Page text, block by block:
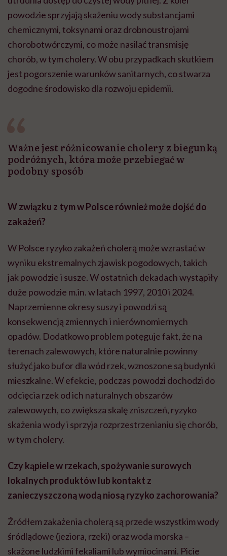
powodzie sprzyjają skażeniu wody substancjami
chemicznymi, toksynami oraz drobnoustrojami
chorobotwórczymi, co może nasilać transmisję
chorób, w tym cholery. W obu przypadkach skutkiem
jest pogorszenie warunków sanitarnych, co stwarza
dogodne środowisko dla rozwoju epidemii.
Ważne jest różnicowanie cholery z biegunką
podróżnych, która może przebiegać w
podobny sposób
W związku z tym w Polsce również może dojść do
zakażeń?
W Polsce ryzyko zakażeń cholerą może wzrastać w
wyniku ekstremalnych zjawisk pogodowych, takich
jak powodzie i susze. W ostatnich dekadach wystąpiły
duże powodzie m.in. w latach 1997, 2010 i 2024.
Naprzemienne okresy suszy i powodzi są
konsekwencją zmiennych i nierównomiernych
opadów. Dodatkowo problem potęguje fakt, że na
terenach zalewowych, które naturalnie powinny
służyć jako bufor dla wód rzek, wznoszone są budynki
mieszkalne. W efekcie, podczas powodzi dochodzi do
odcięcia rzek od ich naturalnych obszarów
zalewowych, co zwiększa skalę zniszczeń, ryzyko
skażenia wody i sprzyja rozprzestrzenianiu się chorób,
w tym cholery.
Czy kąpiele w rzekach, spożywanie surowych
lokalnych produktów lub kontakt z
zanieczyszczoną wodą niosą ryzyko zachorowania?
Źródłem zakażenia cholerą są przede wszystkim wody
śródlądowe (jeziora, rzeki) oraz woda morska –
skażone ludzkimi fekaliami lub wymiocinami. Picie